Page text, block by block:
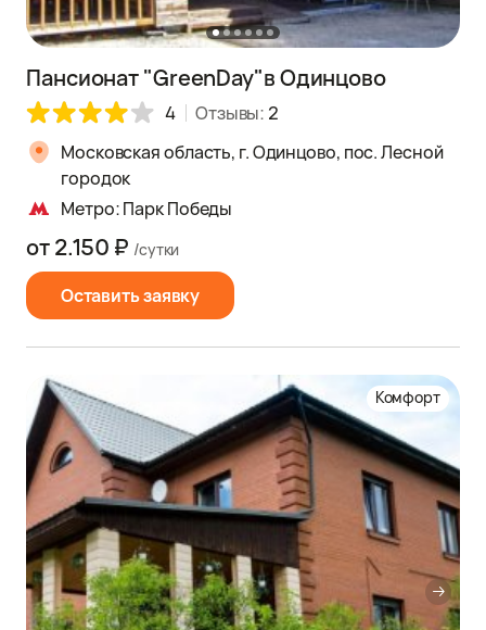
Пансионат "GreenDay"в Одинцово
4 Отзывы: 2
Московская область, г. Одинцово, пос. Лесной
городок
Метро: Парк Победы
Оставить заявку
от 2.150 ₽ /сутки
Комфорт